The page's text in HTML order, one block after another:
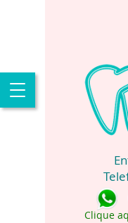
Clique